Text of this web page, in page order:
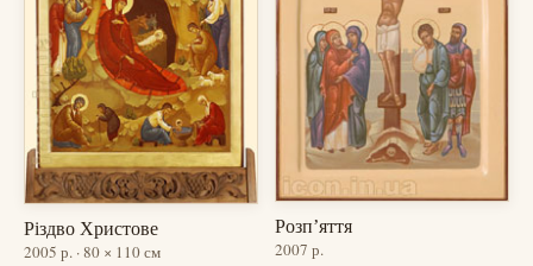
Різдво Христове
2005 р. · 80 × 110 см
Розпʼяття
2007 р.